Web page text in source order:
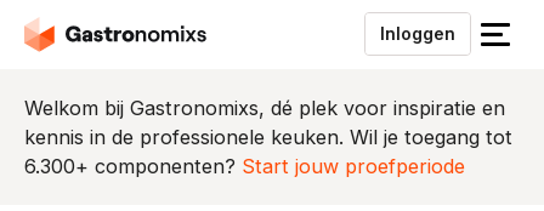
Inloggen
S
u
i
Welkom bij Gastronomixs, dé plek voor inspiratie en
kennis in de professionele keuken. Wil je toegang tot
6.300+ componenten? Start jouw proefperiode